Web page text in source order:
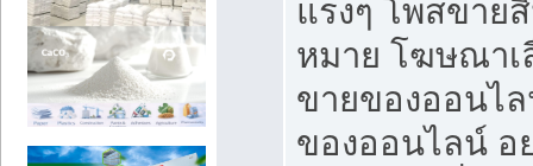
แรงๆ โพสขาย
หมาย โฆษณาเ
ขายของออนไ
ของออนไลน์ อ